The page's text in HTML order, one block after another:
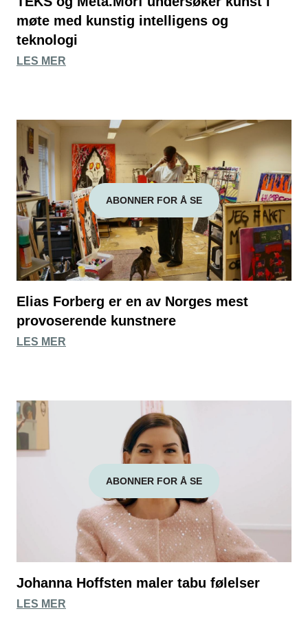
møte med kunstig intelligens og
teknologi
LES MER
ABONNER FOR Å SE
Elias Forberg er en av Norges mest
provoserende kunstnere
LES MER
ABONNER FOR Å SE
Johanna Hoffsten maler tabu følelser
LES MER